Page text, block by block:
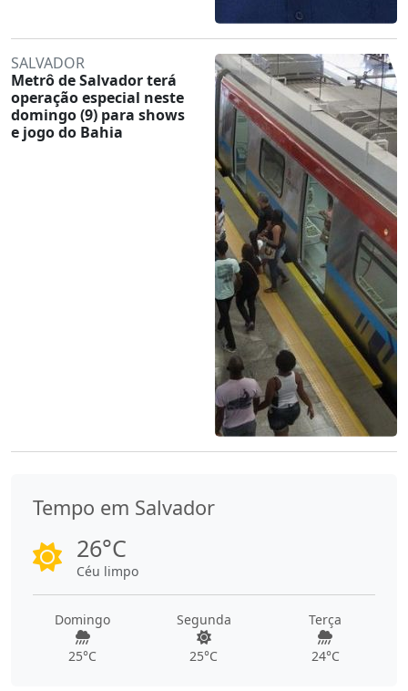
SALVADOR
Metrô de Salvador terá
operação especial neste
domingo (9) para shows
e jogo do Bahia
Tempo em Salvador
26°C
Céu limpo
Domingo
25°C
Segunda
25°C
Terça
24°C